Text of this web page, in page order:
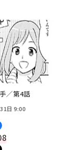
／第4話
日 9:00